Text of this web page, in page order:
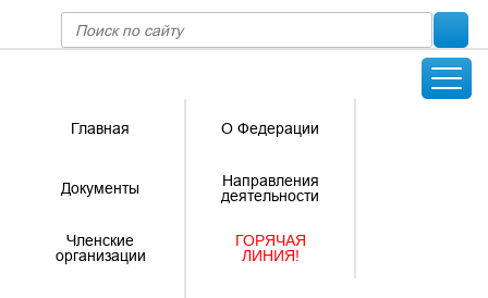
Главная О Федерации
Документы
Направления
деятельности
Членские
организации
ГОРЯЧАЯ
ЛИНИЯ!